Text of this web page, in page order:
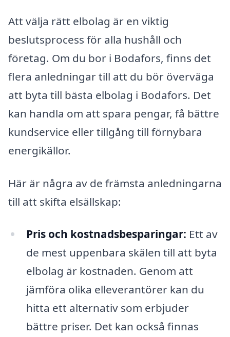
Att välja rätt elbolag är en viktig
beslutsprocess för alla hushåll och
företag. Om du bor i Bodafors, finns det
flera anledningar till att du bör överväga
att byta till bästa elbolag i Bodafors. Det
kan handla om att spara pengar, få bättre
kundservice eller tillgång till förnybara
energikällor.
Här är några av de främsta anledningarna
till att skifta elsällskap:
Pris och kostnadsbesparingar: Ett av
de mest uppenbara skälen till att byta
elbolag är kostnaden. Genom att
jämföra olika elleverantörer kan du
hitta ett alternativ som erbjuder
bättre priser. Det kan också finnas